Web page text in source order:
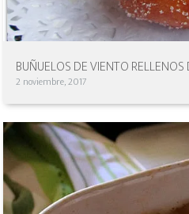
BUÑUELOS DE VIENTO
2 noviembre, 2017